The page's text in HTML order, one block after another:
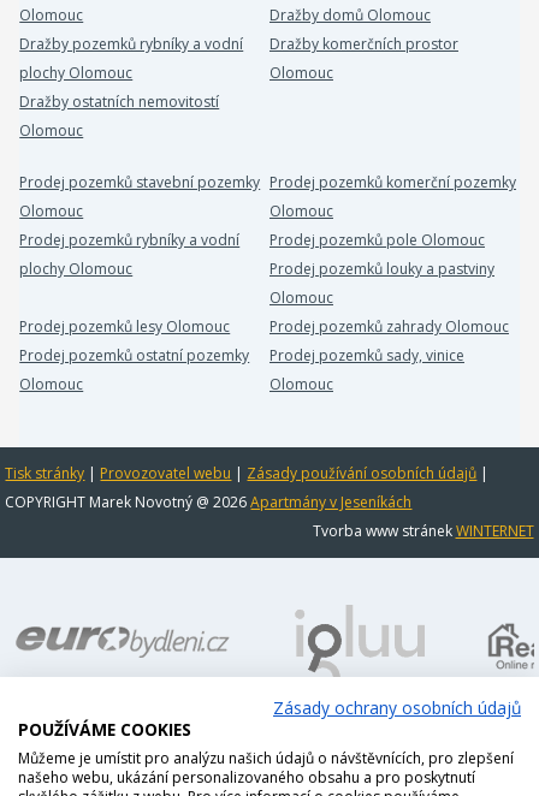
Olomouc
Dražby domů Olomouc
Dražby pozemků rybníky a vodní
plochy Olomouc
Dražby komerčních prostor
Olomouc
Dražby ostatních nemovitostí
Olomouc
Prodej pozemků stavební pozemky
Olomouc
Prodej pozemků komerční pozemky
Olomouc
Prodej pozemků rybníky a vodní
plochy Olomouc
Prodej pozemků pole Olomouc
Prodej pozemků louky a pastviny
Olomouc
Prodej pozemků lesy Olomouc
Prodej pozemků zahrady Olomouc
Prodej pozemků ostatní pozemky
Olomouc
Prodej pozemků sady, vinice
Olomouc
Tisk stránky | Provozovatel webu | Zásady používání osobních údajů |
COPYRIGHT Marek Novotný @ 2026Apartmány v Jeseníkách
Tvorba www stránekWINTERNET
Zásady ochrany osobních údajů
POUŽÍVÁME COOKIES
Můžeme je umístit pro analýzu našich údajů o návštěvnících, pro zlepšení
našeho webu, ukázání personalizovaného obsahu a pro poskytnutí